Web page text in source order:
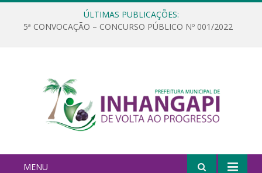
ÚLTIMAS PUBLICAÇÕES:
5ª CONVOCAÇÃO – CONCURSO PÚBLICO Nº 001/2022
MENU